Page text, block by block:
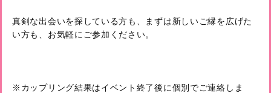
真剣な出会いを探している方も、まずは新しいご縁を広げた
い方も、お気軽にご参加ください。
※カップリング結果はイベント終了後に個別でご連絡しま